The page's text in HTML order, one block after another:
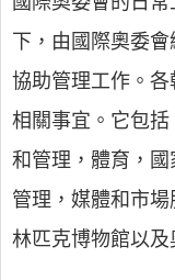
下，由國際奧委
協助管理工作。
相關事宜。它包括
和管理，體育，
管理，媒體和市
林匹克博物館以及